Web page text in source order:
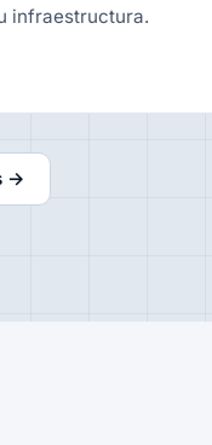
infraestructura.
→